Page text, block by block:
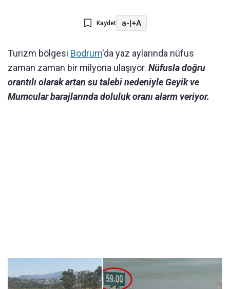
Kaydet a-|+A
Turizm bölgesi Bodrum'da yaz aylarında nüfus
zaman zaman bir milyona ulaşıyor. Nüfusla doğru
orantılı olarak artan su talebi nedeniyle Geyik ve
Mumcular barajlarında doluluk oranı alarm veriyor.